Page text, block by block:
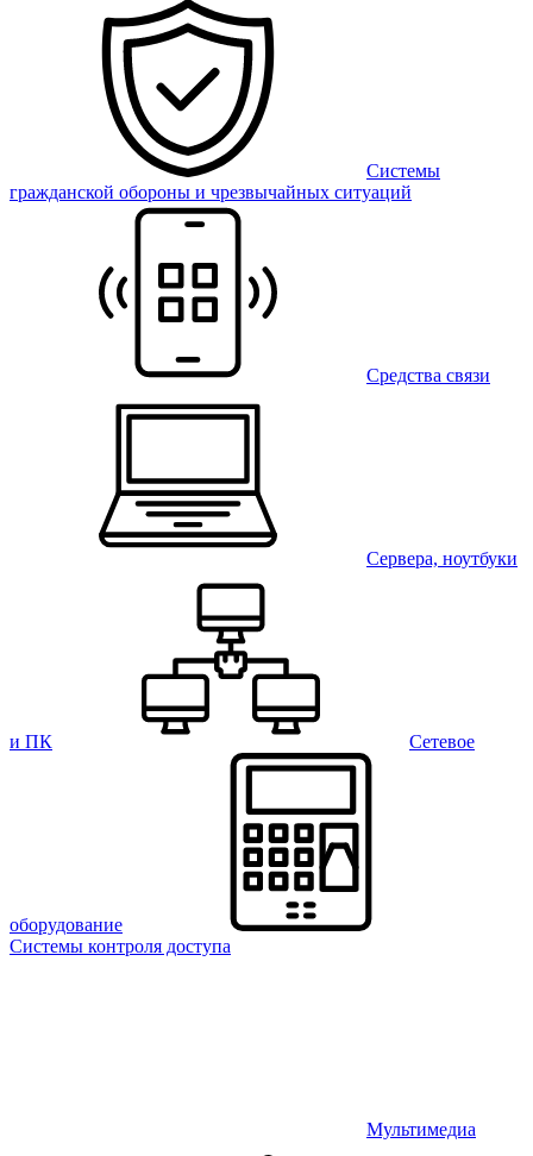
Системы
гражданской обороны и чрезвычайных ситуаций
Средства связи
Сервера, ноутбуки
и ПК Сетевое
оборудование
Системы контроля доступа
Мультимедиа